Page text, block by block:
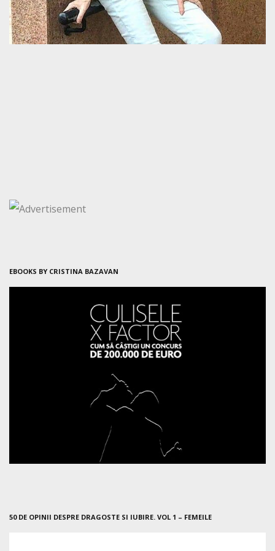
EBOOKS BY CRISTINA BAZAVAN
50 DE OPINII DESPRE DRAGOSTE SI IUBIRE. VOL 1 – FEMEILE